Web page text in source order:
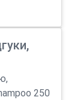
250